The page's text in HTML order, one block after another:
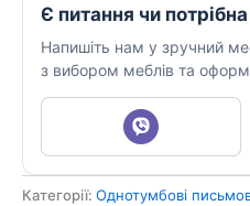
Є питання чи
Напишіть нам у зручний
з вибором меблів та
Категорії: Однотумбові